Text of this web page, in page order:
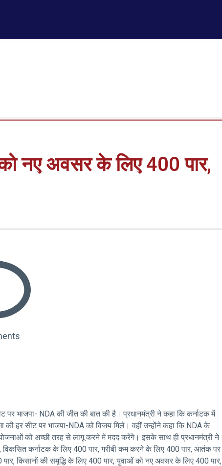
नए अवसर के लिए 400 पार,
पर भाजपा- NDA की जीत की बात की है। प्रधानमंत्री ने कहा कि कर्नाटक में
हर सीट पर भाजपा-NDA को विजय मिले। वहीं उन्होंने कहा कि NDA के
को अच्छी तरह से लागू करने में मदद करेंगे। इसके साथ ही प्रधानमंत्री ने
विकसित कर्नाटक के लिए 400 पार, गरीबी कम करने के लिए 400 पार, आतंक पर
पार, किसानों की समृद्धि के लिए 400 पार, युवाओं को नए अवसर के लिए 400 पार,